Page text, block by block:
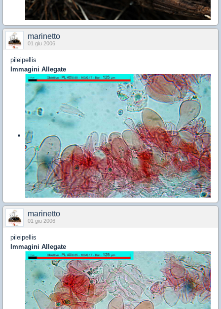
marinetto
01 giu 2006
pileipellis
Immagini Allegate
marinetto
01 giu 2006
pileipellis
Immagini Allegate